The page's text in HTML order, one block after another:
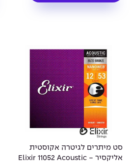
סט מיתרים לגיטרה אקוסטית
אליקסיר - Elixir 11052 Acoustic